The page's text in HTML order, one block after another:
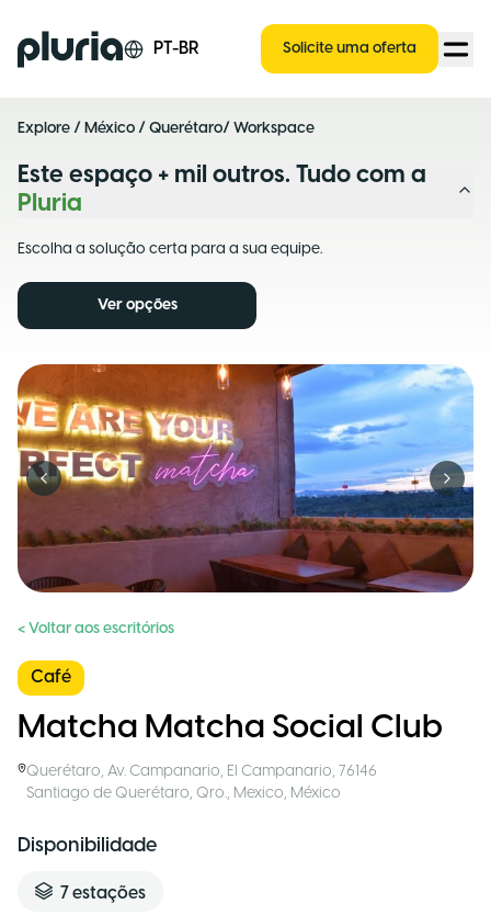
Logo Pluria PT-BR Solicite uma oferta
Explore / México / Querétaro/ Workspace
Este espaço + mil outros. Tudo com a
Pluria
Escolha a solução certa para a sua equipe.
Ver opções
Previous slide Next
< Voltar aos escritórios
Café
Matcha Matcha Social Club
Querétaro,Av. Campanario, El Campanario, 76146
Santiago de Querétaro, Qro., Mexico, México
Disponibilidade
7 estações